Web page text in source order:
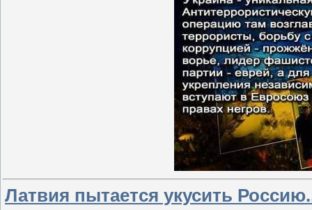
Латвия пытается укусить